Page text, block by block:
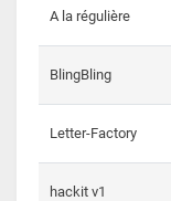
A la régulière
BlingBling
Letter-Factory
hackit v1